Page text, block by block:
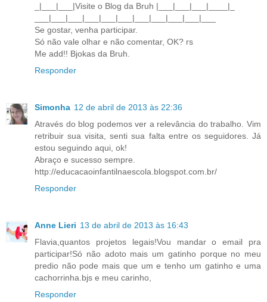
_|___|___|Visite o Blog da Bruh |___|___|___|____|_
___|___|___|___|___|___|___|___|___|___|___
Se gostar, venha participar.
Só não vale olhar e não comentar, OK? rs
Me add!! Bjokas da Bruh.
Responder
Simonha 12 de abril de 2013 às 22:36
Através do blog podemos ver a relevância do trabalho. Vim
retribuir sua visita, senti sua falta entre os seguidores. Já
estou seguindo aqui, ok!
Abraço e sucesso sempre.
http://educacaoinfantilnaescola.blogspot.com.br/
Responder
Anne Lieri 13 de abril de 2013 às 16:43
Flavia,quantos projetos legais!Vou mandar o email pra
participar!Só não adoto mais um gatinho porque no meu
predio não pode mais que um e tenho um gatinho e uma
cachorrinha.bjs e meu carinho,
Responder